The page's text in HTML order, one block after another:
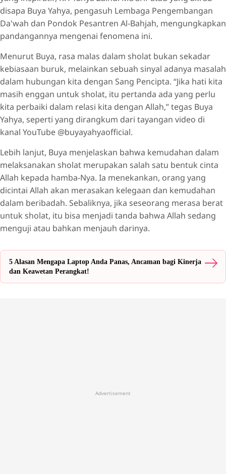
disapa Buya Yahya, pengasuh Lembaga Pengembangan
Da'wah dan Pondok Pesantren Al-Bahjah, mengungkapkan
pandangannya mengenai fenomena ini.
Menurut Buya, rasa malas dalam sholat bukan sekadar
kebiasaan buruk, melainkan sebuah sinyal adanya masalah
dalam hubungan kita dengan Sang Pencipta. “Jika hati kita
masih enggan untuk sholat, itu pertanda ada yang perlu
kita perbaiki dalam relasi kita dengan Allah,” tegas Buya
Yahya, seperti yang dirangkum dari tayangan video di
kanal YouTube @buyayahyaofficial.
Lebih lanjut, Buya menjelaskan bahwa kemudahan dalam
melaksanakan sholat merupakan salah satu bentuk cinta
Allah kepada hamba-Nya. Ia menekankan, orang yang
dicintai Allah akan merasakan kelegaan dan kemudahan
dalam beribadah. Sebaliknya, jika seseorang merasa berat
untuk sholat, itu bisa menjadi tanda bahwa Allah sedang
menguji atau bahkan menjauh darinya.
5 Alasan Mengapa Laptop Anda Panas, Ancaman bagi Kinerja
dan Keawetan Perangkat!
Advertisement